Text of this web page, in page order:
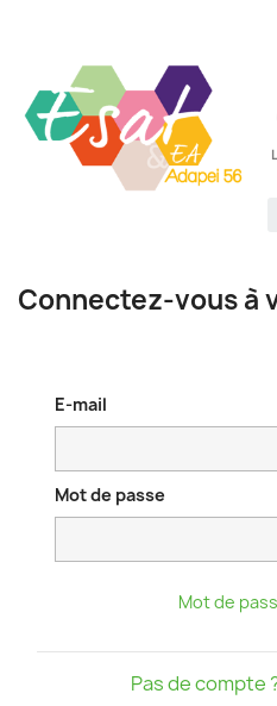
Connectez-vous à
E-mail
Mot de passe
Mot de
Pas de compte